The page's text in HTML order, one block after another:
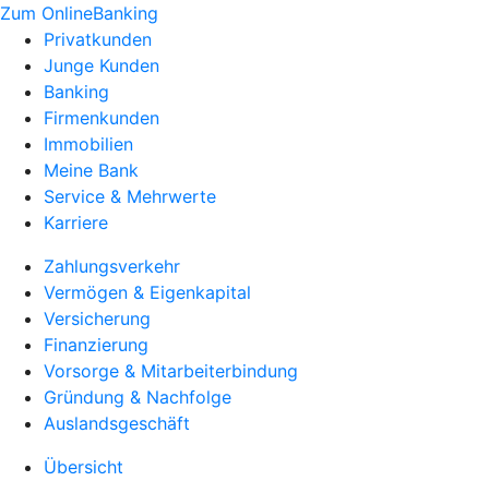
Zum OnlineBanking
Privatkunden
Junge Kunden
Banking
Firmenkunden
Immobilien
Meine Bank
Service & Mehrwerte
Karriere
Zahlungsverkehr
Vermögen & Eigenkapital
Versicherung
Finanzierung
Vorsorge & Mitarbeiterbindung
Gründung & Nachfolge
Auslandsgeschäft
Übersicht